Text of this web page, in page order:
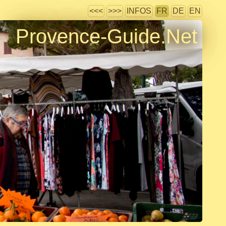
<<< >>> INFOS FR DE EN
Provence-Guide.Net